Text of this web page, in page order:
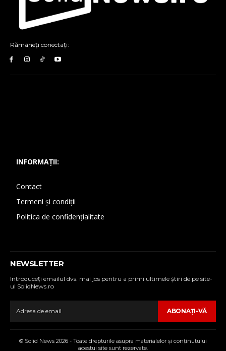
Rămâneți conectați:
INFORMAȚII:
Contact
Termeni și condiții
Politica de confidențialitate
NEWSLETTER
Introduceţi emailul dvs. mai jos pentru a primi ultimele ştiri de pe site-
ul SolidNews.ro
ABONAŢI-VĂ
© Solid News 2026 - Toate drepturile asupra materialelor şi conţinutului
acestui site sunt rezervate.